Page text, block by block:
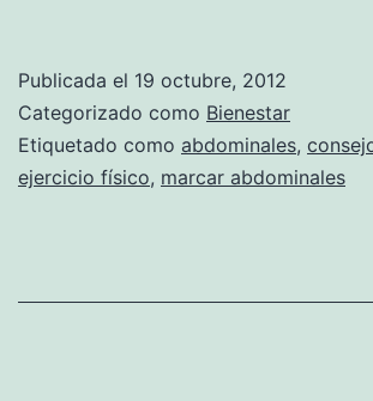
Publicada el 19 octubre, 2012
Categorizado como Bienestar
Etiquetado como abdominales,
ejercicio físico, marcar abdominales